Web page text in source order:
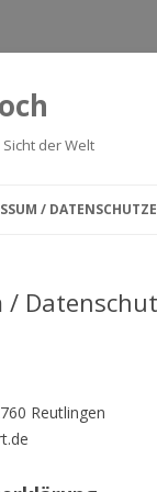
der Welt
/
/
Reutlingen